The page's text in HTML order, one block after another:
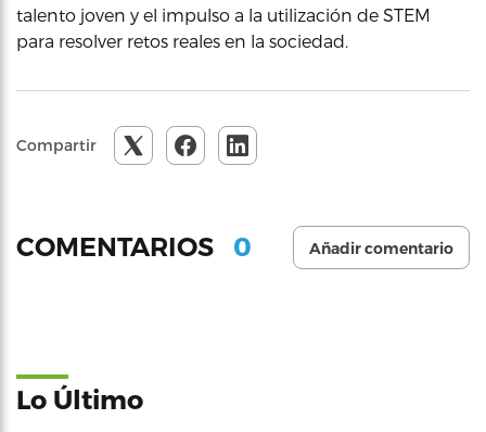
talento joven y el impulso a la utilización de STEM
para resolver retos reales en la sociedad.
Compartir
COMENTARIOS 0 Añadir comentario
Lo Último